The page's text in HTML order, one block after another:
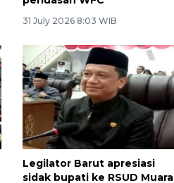
31 July 2026 8:03 WIB
Legilator Barut apresiasi
sidak bupati ke RSUD Muara